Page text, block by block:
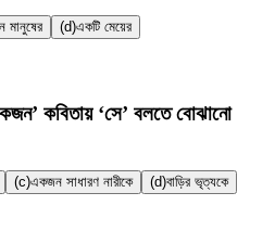
মানুষের (d)একটি মেয়ের
কবিতায় ‘সে’ বলতে বোঝানো
(c)একজন সাধারণ নারীকে (d)বাড়ির ভৃত্যকে